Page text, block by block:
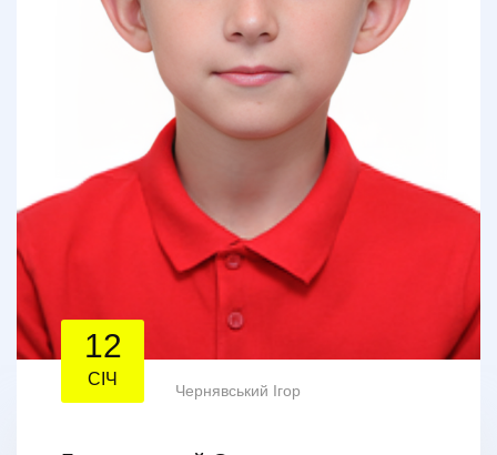
12
СІЧ
Чернявський Ігор